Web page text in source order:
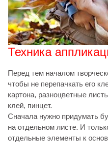
Техника
Перед тем началом
чтобы не перепачкать его
картона, разноцветные
клей, пинцет.
Сначала нужно придумать
на отдельном листе. И
отдельные элементы к